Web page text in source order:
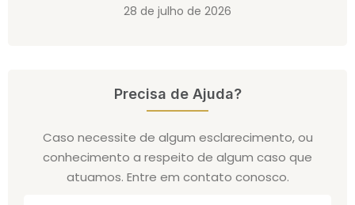
28 de julho de 2026
Precisa de Ajuda?
Caso necessite de algum esclarecimento, ou
conhecimento a respeito de algum caso que
atuamos. Entre em contato conosco.